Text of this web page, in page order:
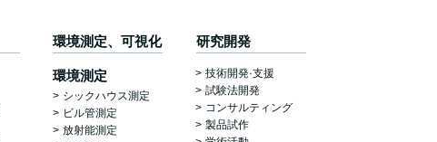
環境測定、可視化
環境測定
シックハウス測定
ビル管測定
放射能測定
研究開発
技術開発·支援
試験法開発
コンサルティング
製品試作